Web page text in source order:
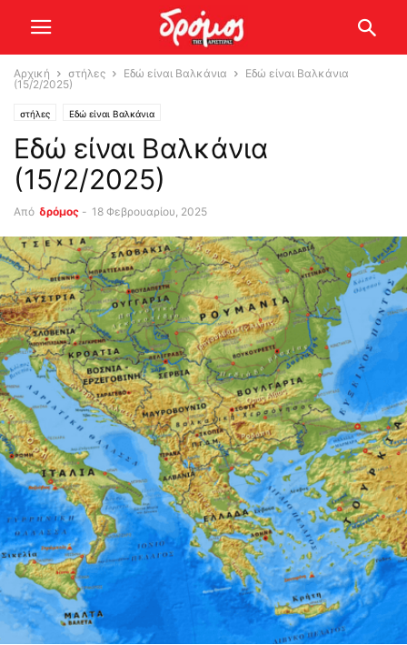
Αρχική στήλες Εδώ είναι Βαλκάνια
Εδώ είναι Βαλκάνια
(15/2/2025)
στήλες Εδώ είναι Βαλκάνια
Εδώ είναι Βαλκάνια
(15/2/2025)
Από δρόμος - 18 Φεβρουαρίου, 2025